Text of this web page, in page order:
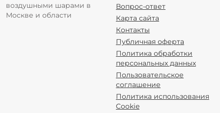
воздушными шарами в
Москве и области
Вопрос-ответ
Карта сайта
Контакты
Публичная оферта
Политика обработки
персональных данных
Пользовательское
соглашение
Политика использования
Cookie